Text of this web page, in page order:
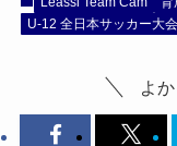
U-12 全日本サッカー大会
よ